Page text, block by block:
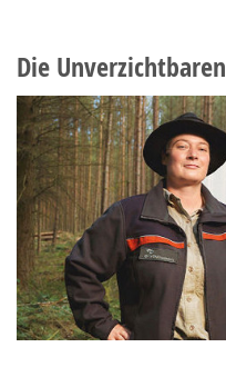
Die Unverzichtbaren